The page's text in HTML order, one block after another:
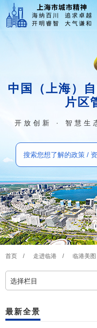
中国（上海）
片区
开放创新 · 智慧生
首页 / 走进临港 / 临港美图
选择栏目
最新全景